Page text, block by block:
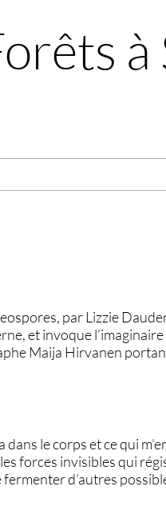
à
par Lizzie
et invoque
Maija Hirvanen
le corps et ce qui
forces invisibles qui
fermenter d’autres